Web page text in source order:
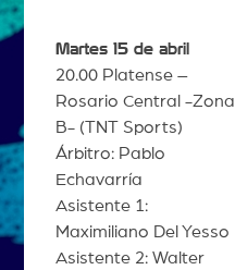
Martes 15 de abril
20.00 Platense –
Rosario Central -Zona
B- (TNT Sports)
Árbitro: Pablo
Echavarría
Asistente 1:
Maximiliano Del Yesso
Asistente 2: Walter